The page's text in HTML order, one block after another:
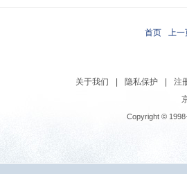
首页 上一
关于我们 隐私保护
注
Copyright ©